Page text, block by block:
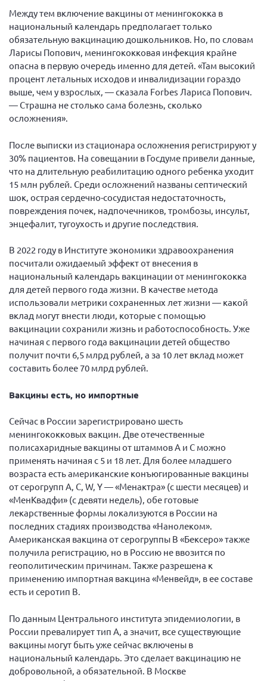
Всероссийская конференция-тренинг
"Рассеянный склероз: новые реалии" (26-
29.05.2022)
Общероссийская РС
Алтайский край
Брянская область
Владимирская область
Волгоградская область
Воронежская область
Калининградская область
Кемеровская область
Кировская область
Краснодарский край
Красноярский край
Липецкая область
Ленинградская область
Мурманская область
Нижегородская область
Новгородская область
Новосибирская область
Омская область
Оренбургская область
Пензенская область
Республика Башкортостан
Республика Бурятия
Республика Карелия
Республика Калмыкия
Республика Хакасия
Ростовская область
г. Санкт-Петербург
Между тем включение вакцины от менингококка в
национальный календарь предполагает только
обязательную вакцинацию дошкольников. Но, по словам
Ларисы Попович, менингококковая инфекция крайне
опасна в первую очередь именно для детей. «Там высокий
процент летальных исходов и инвалидизации гораздо
выше, чем у взрослых, — сказала Forbes Лариса Попович.
— Страшна не столько сама болезнь, сколько
осложнения».
После выписки из стационара осложнения регистрируют у
30% пациентов. На совещании в Госдуме привели данные,
что на длительную реабилитацию одного ребенка уходит
15 млн рублей. Среди осложнений названы септический
шок, острая сердечно-сосудистая недостаточность,
повреждения почек, надпочечников, тромбозы, инсульт,
энцефалит, тугоухость и другие последствия.
В 2022 году в Институте экономики здравоохранения
посчитали ожидаемый эффект от внесения в
национальный календарь вакцинации от менингококка
для детей первого года жизни. В качестве метода
использовали метрики сохраненных лет жизни — какой
вклад могут внести люди, которые с помощью
вакцинации сохранили жизнь и работоспособность. Уже
начиная с первого года вакцинации детей общество
получит почти 6,5 млрд рублей, а за 10 лет вклад может
составить более 70 млрд рублей.
Вакцины есть, но импортные
Сейчас в России зарегистрировано шесть
менингококковых вакцин. Две отечественные
полисахаридные вакцины от штаммов А и С можно
применять начиная с 5 и 18 лет. Для более младшего
возраста есть американские конъюгированные вакцины
от серогрупп A, C, W, Y — «Менактра» (с шести месяцев) и
«МенКвадфи» (с девяти недель), обе готовые
лекарственные формы локализуются в России на
последних стадиях производства «Нанолеком».
Американская вакцина от серогруппы В «Бексеро» также
получила регистрацию, но в Россию не ввозится по
геополитическим причинам. Также разрешена к
применению импортная вакцина «Менвейд», в ее составе
есть и серотип B.
По данным Центрального института эпидемиологии, в
России превалирует тип А, а значит, все существующие
вакцины могут быть уже сейчас включены в
национальный календарь. Это сделает вакцинацию не
добровольной, а обязательной. В Москве